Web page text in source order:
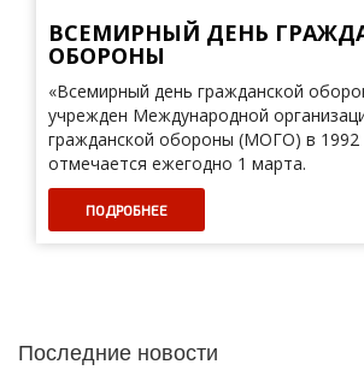
ВСЕМИРНЫЙ ДЕНЬ
ОБОРОНЫ
«Всемирный день гражданской
учрежден Международной
гражданской обороны (МОГО) в 1992
отмечается ежегодно 1 марта.
ПОДРОБНЕЕ
Последние новости